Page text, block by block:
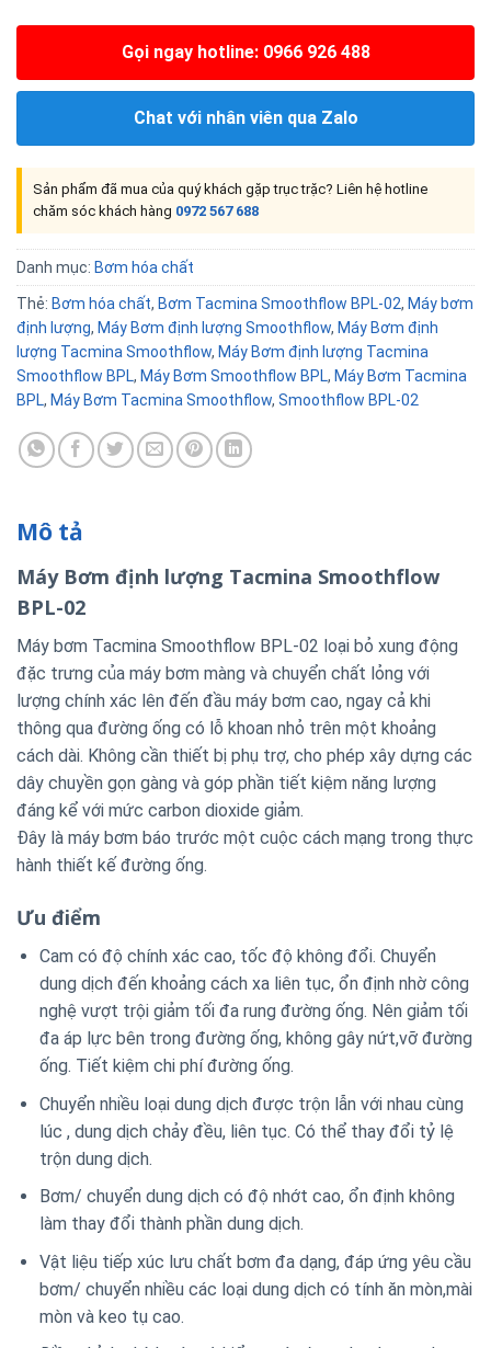
Gọi ngay hotline: 0966 926 488
Chat với nhân viên qua Zalo
Sản phẩm đã mua của quý khách gặp trục trặc? Liên hệ hotline
chăm sóc khách hàng 0972 567 688
Danh mục: Bơm hóa chất
Thẻ: Bơm hóa chất, Bơm Tacmina Smoothflow BPL-02, Máy bơm
định lượng, Máy Bơm định lượng Smoothflow, Máy Bơm định
lượng Tacmina Smoothflow, Máy Bơm định lượng Tacmina
Smoothflow BPL, Máy Bơm Smoothflow BPL, Máy Bơm Tacmina
BPL, Máy Bơm Tacmina Smoothflow, Smoothflow BPL-02
Mô tả
Máy Bơm định lượng Tacmina Smoothflow
BPL-02
Máy bơm Tacmina Smoothflow BPL-02 loại bỏ xung động
đặc trưng của máy bơm màng và chuyển chất lỏng với
lượng chính xác lên đến đầu máy bơm cao, ngay cả khi
thông qua đường ống có lỗ khoan nhỏ trên một khoảng
cách dài. Không cần thiết bị phụ trợ, cho phép xây dựng các
dây chuyền gọn gàng và góp phần tiết kiệm năng lượng
đáng kể với mức carbon dioxide giảm.
Đây là máy bơm báo trước một cuộc cách mạng trong thực
hành thiết kế đường ống.
Ưu điểm
Cam có độ chính xác cao, tốc độ không đổi. Chuyển
dung dịch đến khoảng cách xa liên tục, ổn định nhờ công
nghệ vượt trội giảm tối đa rung đường ống. Nên giảm tối
đa áp lực bên trong đường ống, không gây nứt,vỡ đường
ống. Tiết kiệm chi phí đường ống.
Chuyển nhiều loại dung dịch được trộn lẫn với nhau cùng
lúc , dung dịch chảy đều, liên tục. Có thể thay đổi tỷ lệ
trộn dung dịch.
Bơm/ chuyển dung dịch có độ nhớt cao, ổn định không
làm thay đổi thành phần dung dịch.
Vật liệu tiếp xúc lưu chất bơm đa dạng, đáp ứng yêu cầu
bơm/ chuyển nhiều các loại dung dịch có tính ăn mòn,mài
mòn và keo tụ cao.